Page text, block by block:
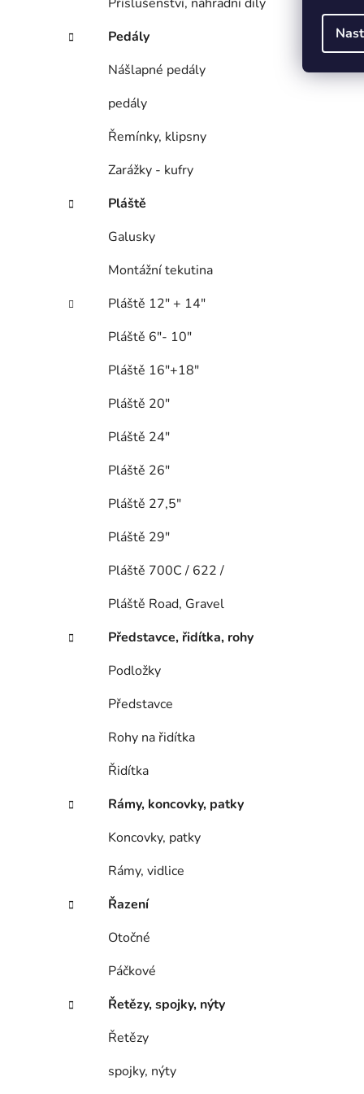
Pedály
Nášlapné pedály
pedály
Řemínky, klipsny
Zarážky - kufry
Pláště
Galusky
Montážní tekutina
Pláště 12" + 14"
Pláště 6"- 10"
Pláště 16"+18"
Pláště 20"
Pláště 24"
Pláště 26"
Pláště 27,5"
Pláště 29"
Pláště 700C / 622 /
Pláště Road, Gravel
Představce, řidítka, rohy
Podložky
Představce
Rohy na řidítka
Řidítka
Rámy, koncovky, patky
Koncovky, patky
Rámy, vidlice
Řazení
Otočné
Páčkové
Řetězy, spojky, nýty
Řetězy
spojky, nýty